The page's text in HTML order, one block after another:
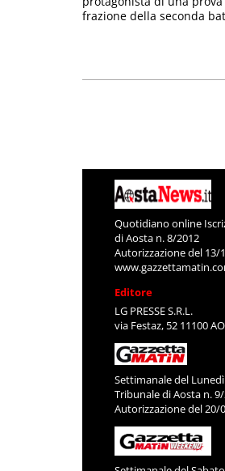
frazione della seconda
Quotidiano online
di Aosta n. 8/2012
Autorizzazione del 13/
Editore
LG PRESSE S.R.L.
via Festaz, 52 11100
Settimanale del
Tribunale di Aosta n.
Autorizzazione del 20/